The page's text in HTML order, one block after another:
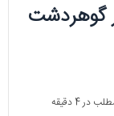
گوهردشت
4 دقیقه